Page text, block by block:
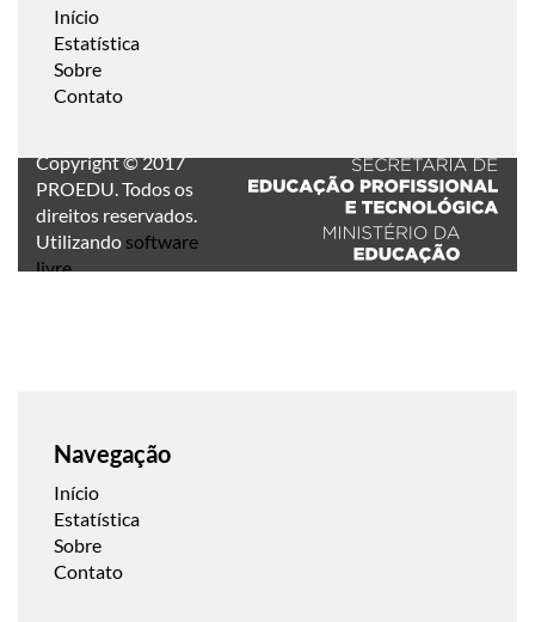
Início
Estatística
Sobre
Contato
Copyright © 2017
PROEDU. Todos os
direitos reservados.
Utilizando software
livre.
Navegação
Início
Estatística
Sobre
Contato